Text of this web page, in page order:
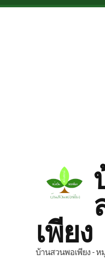
Skip to main content
เพียง
บ้านสวนพอเพียง - ห